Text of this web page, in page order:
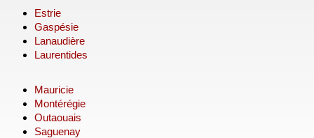
Estrie
Gaspésie
Lanaudière
Laurentides
Mauricie
Montérégie
Outaouais
Saguenay